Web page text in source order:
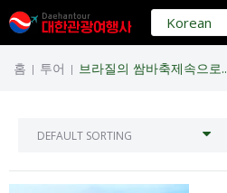
홈 | 투어 | 브라질의 쌈바축제속으로..